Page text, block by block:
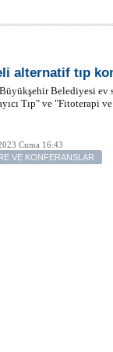
alternatif tıp
Belediyesi
Tıp" ve "Fitoterapi
Cuma 16:43
VE KONFERANSLAR